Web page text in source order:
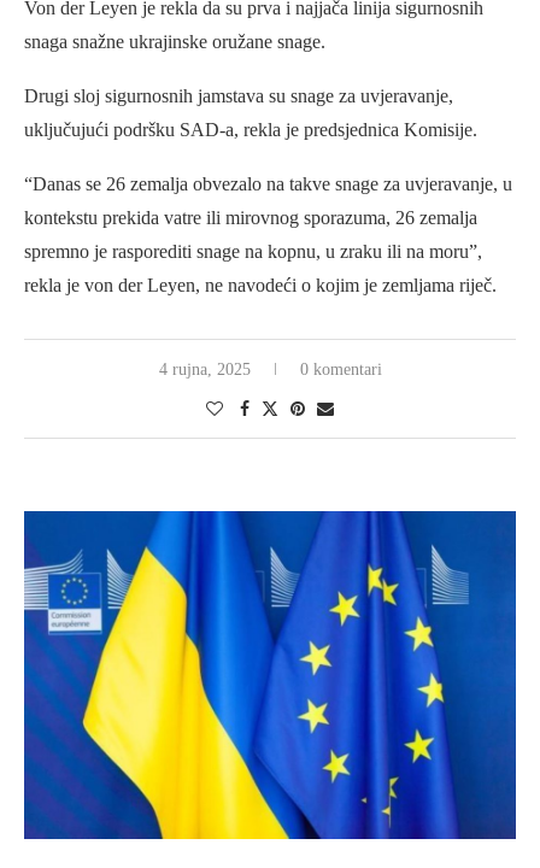
Von der Leyen je rekla da su prva i najjača linija sigurnosnih
snaga snažne ukrajinske oružane snage.
Drugi sloj sigurnosnih jamstava su snage za uvjeravanje,
uključujući podršku SAD-a, rekla je predsjednica Komisije.
“Danas se 26 zemalja obvezalo na takve snage za uvjeravanje, u
kontekstu prekida vatre ili mirovnog sporazuma, 26 zemalja
spremno je rasporediti snage na kopnu, u zraku ili na moru”,
rekla je von der Leyen, ne navodeći o kojim je zemljama riječ.
4 rujna, 2025 0 komentari